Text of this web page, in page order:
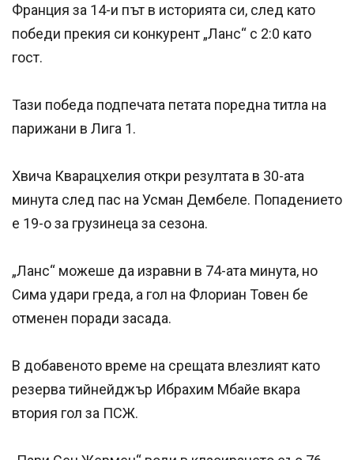
Франция за 14-и път в историята си, след като
победи прекия си конкурент „Ланс“ с 2:0 като
гост.
Тази победа подпечата петата поредна титла на
парижани в Лига 1.
Хвича Кварацхелия откри резултата в 30-ата
минута след пас на Усман Дембеле. Попадението
е 19-о за грузинеца за сезона.
„Ланс“ можеше да изравни в 74-ата минута, но
Сима удари греда, а гол на Флориан Товен бе
отменен поради засада.
В добавеното време на срещата влезлият като
резерва тийнейджър Ибрахим Мбайе вкара
втория гол за ПСЖ.